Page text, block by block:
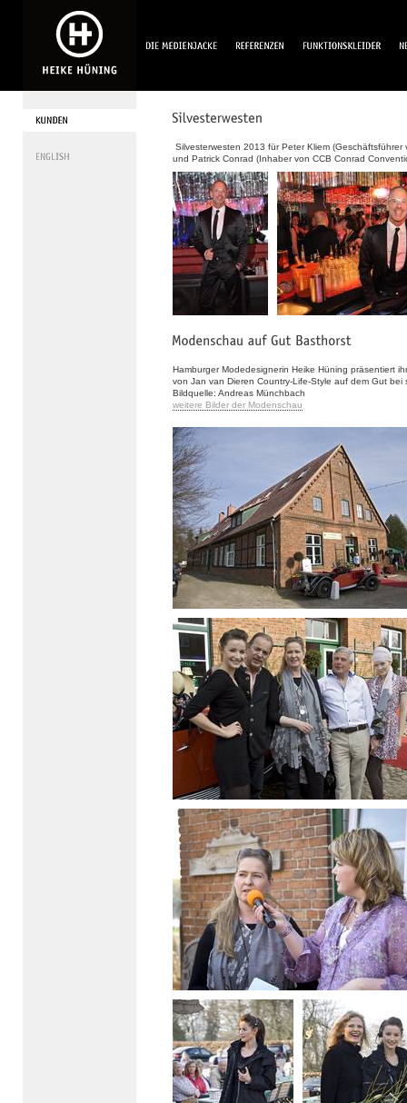
Silvesterwesten 2013 für Peter Kliem (Geschäftsführer
und Patrick Conrad (Inhaber von CCB Conrad
Hamburger Modedesignerin Heike Hüning präsentiert
von Jan van Dieren Country-Life-Style auf dem Gut bei
Bildquelle: Andreas Münchbach
weitere Bilder der Modenschau